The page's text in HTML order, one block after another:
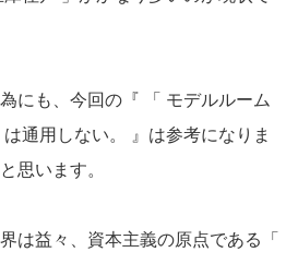
にも、今回の『 「 モデルルーム
通用しない。 』は参考になりま
思います。
は益々、資本主義の原点である「